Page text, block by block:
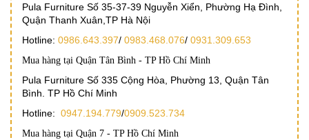
Pula Furniture Số 35-37-39 Nguyễn Xiển, Phường Hạ Đình,
Quận Thanh Xuân,TP Hà Nội
Hotline: 0986.643.397/ 0983.468.076/ 0931.309.653
Mua hàng tại Quận Tân Bình - TP Hồ Chí Minh
Pula Furniture Số 335 Cộng Hòa, Phường 13, Quận Tân
Bình. TP Hồ Chí Minh
Hotline: 0947.194.779/0909.523.734
Mua hàng tại Quận 7 - TP Hồ Chí Minh